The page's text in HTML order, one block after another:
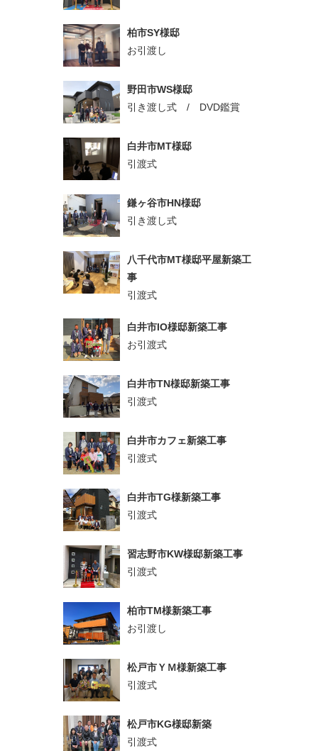
柏市SY様邸
お引渡し
野田市WS様邸
引き渡し式 / DVD鑑賞
白井市MT様邸
引渡式
鎌ヶ谷市HN様邸
引き渡し式
八千代市MT様邸平屋新築工
事
引渡式
白井市IO様邸新築工事
お引渡式
白井市TN様邸新築工事
引渡式
白井市カフェ新築工事
引渡式
白井市TG様新築工事
引渡式
習志野市KW様邸新築工事
引渡式
柏市TM様新築工事
お引渡し
松戸市ＹＭ様新築工事
引渡式
松戸市KG様邸新築
引渡式